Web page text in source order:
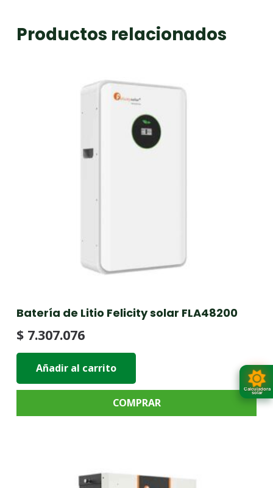
Calculadora
solar
Productos relacionados
Batería de Litio Felicity solar FLA48200
$ 7.307.076
Añadir al carrito
COMPRAR